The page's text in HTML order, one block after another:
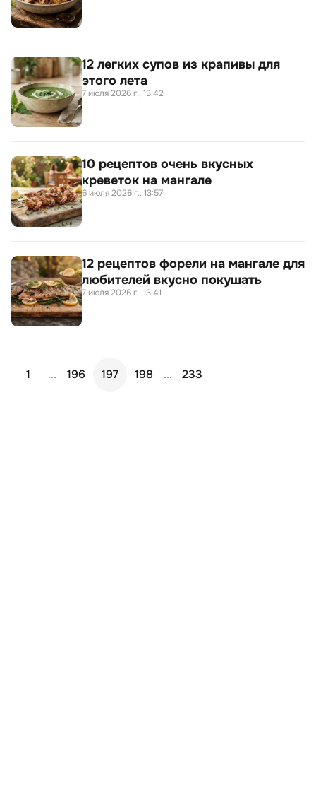
12 легких супов из крапивы для
этого лета
7 июля 2026 г., 13:42
10 рецептов очень вкусных
креветок на мангале
6 июля 2026 г., 13:57
12 рецептов форели на мангале для
любителей вкусно покушать
7 июля 2026 г., 13:41
1 ... 196 197 198 ... 233